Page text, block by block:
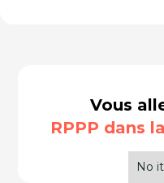
Vous
RPPP dans
No